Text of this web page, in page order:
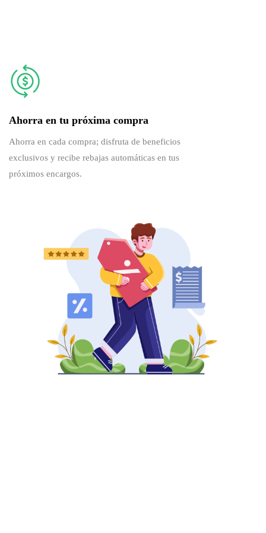
Ahorra en tu próxima compra
Ahorra en cada compra; disfruta de beneficios
exclusivos y recibe rebajas automáticas en tus
próximos encargos.